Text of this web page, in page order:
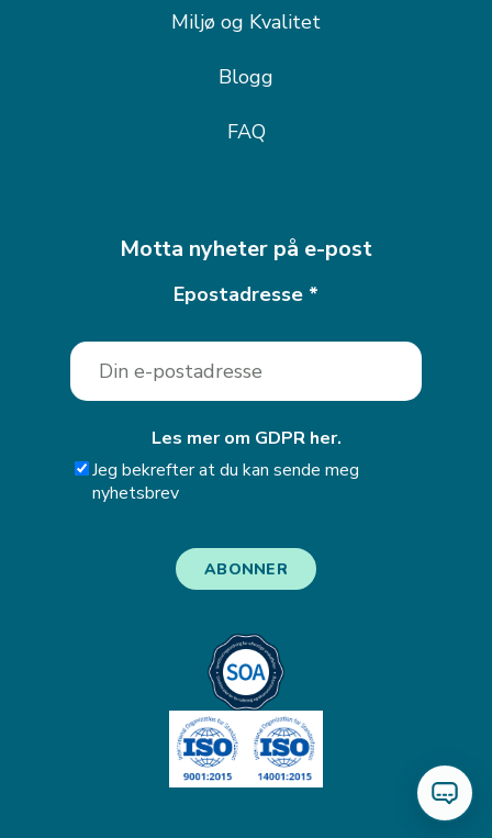
Miljø og Kvalitet
Blogg
FAQ
Motta nyheter på e-post
Epostadresse *
Les mer om GDPR her.
Jeg bekrefter at du kan sende meg
nyhetsbrev
ABONNER